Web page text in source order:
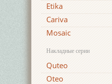
Etika
Cariva
Mosaic
Накладные серии
Quteo
Oteo